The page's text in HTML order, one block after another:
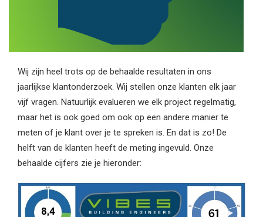
Wij zijn heel trots op de behaalde resultaten in ons
jaarlijkse klantonderzoek. Wij stellen onze klanten elk jaar
vijf vragen. Natuurlijk evalueren we elk project regelmatig,
maar het is ook goed om ook op een andere manier te
meten of je klant over je te spreken is. En dat is zo! De
helft van de klanten heeft de meting ingevuld. Onze
behaalde cijfers zie je hieronder: